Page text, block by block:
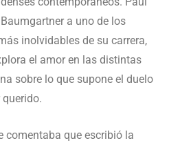
a uno de los
inolvidables de su carrera,
el amor en las distintas
sobre lo que supone el duelo
comentaba que escribió la